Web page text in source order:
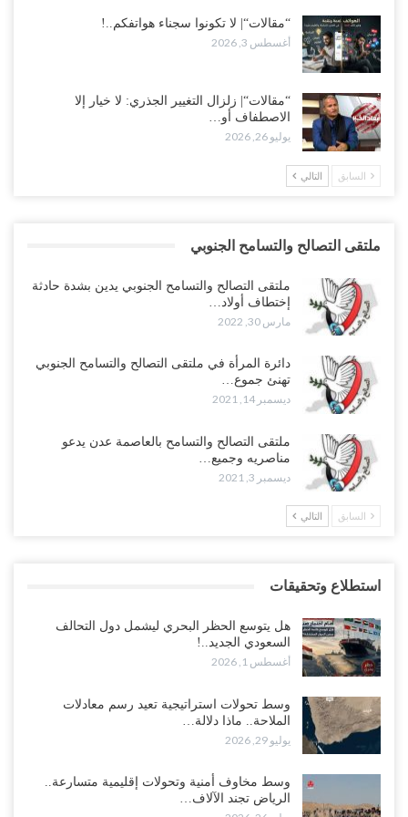
“مقالات“| لا تكونوا سجناء هواتفكم..!
أغسطس 3, 2026
“مقالات“| زلزال التغيير الجذري: لا خيار إلا
الاصطفاف أو…
يوليو 26, 2026
السابق التالي
ملتقى التصالح والتسامح الجنوبي
ملتقى التصالح والتسامح الجنوبي يدين بشدة حادثة
إختطاف أولاد…
مارس 30, 2022
دائرة المرأة في ملتقى التصالح والتسامح الجنوبي
تهنئ جموع…
ديسمبر 14, 2021
ملتقى التصالح والتسامح بالعاصمة عدن يدعو
مناصريه وجميع…
ديسمبر 3, 2021
السابق التالي
استطلاع وتحقيقات
هل يتوسع الحظر البحري ليشمل دول التحالف
السعودي الجديد..!
أغسطس 1, 2026
وسط تحولات استراتيجية تعيد رسم معادلات
الملاحة.. ماذا دلالة…
يوليو 29, 2026
وسط مخاوف أمنية وتحولات إقليمية متسارعة..
الرياض تجند الآلاف…